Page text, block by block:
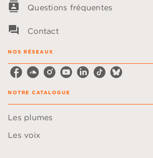
contacts Questions fréquentes
question_answer Contact
NOS RÉSEAUX
NOTRE CATALOGUE
Les plumes
Les voix